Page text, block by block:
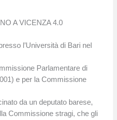
A VICENZA 4.0
l’Università di Bari nel
Parlamentare di
e per la Commissione
da un deputato barese,
Commissione stragi, che gli